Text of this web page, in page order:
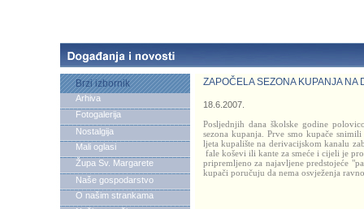
Brzi izbornik
Arhiva
Fotogalerija
Nostalgija
Mali oglasi
Župa Sv. Margarete
Naše gospodarstvo
O našim strankama
ZAPOČELA SEZONA KUPANJA NA
18.6.2007.
Posljednjih dana školske godine
sezona kupanja. Prve smo kupače
ljeta kupalište na derivacijskom kanalu
fale koševi ili kante za smeće i cijeli je
pripremljeno za najavljene predstojeće
kupači poručuju da nema osvježenja